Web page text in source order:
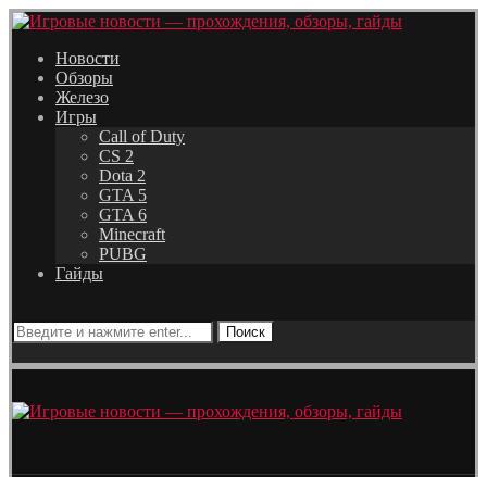
Новости
Обзоры
Железо
Игры
Call of Duty
CS 2
Dota 2
GTA 5
GTA 6
Minecraft
PUBG
Гайды
Поиск